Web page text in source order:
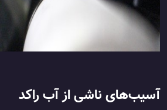
آسیب‌های ناشی از آب راکد